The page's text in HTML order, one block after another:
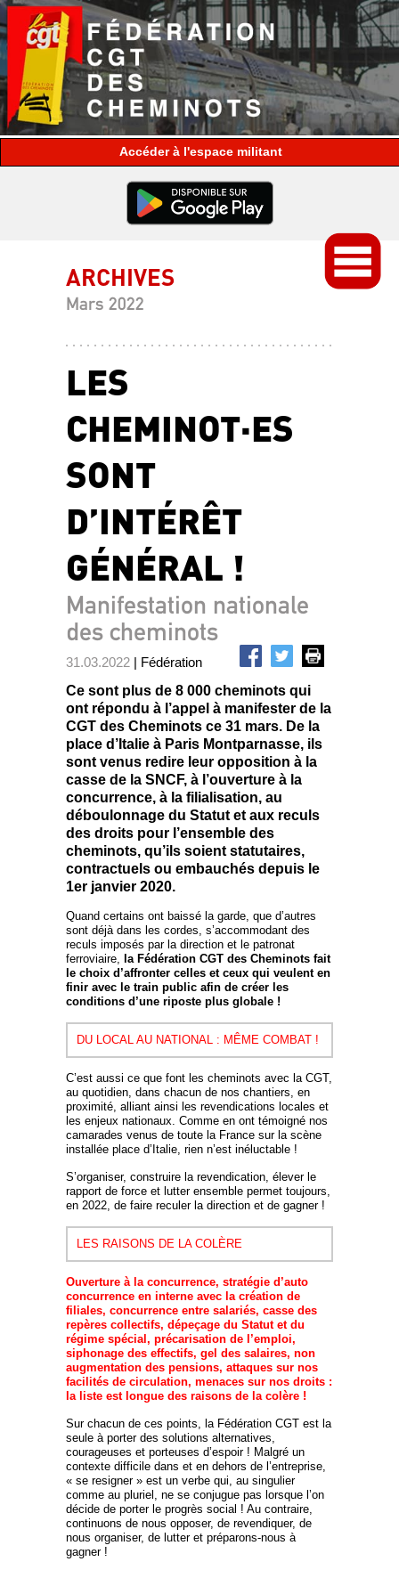
espace militant
ARCHIVES
Mars 2022
LES
CHEMINOT·ES
SONT
D’INTÉRÊT
GÉNÉRAL !
Manifestation nationale
des cheminots
31.03.2022 | Fédération
Ce sont plus de 8 000 cheminots qui
ont répondu à l’appel à manifester de la
CGT des Cheminots ce 31 mars. De la
place d’Italie à Paris Montparnasse, ils
sont venus redire leur opposition à la
casse de la SNCF, à l’ouverture à la
concurrence, à la filialisation, au
déboulonnage du Statut et aux reculs
des droits pour l’ensemble des
cheminots, qu’ils soient statutaires,
contractuels ou embauchés depuis le
1er janvier 2020.
Quand certains ont baissé la garde, que d’autres
sont déjà dans les cordes, s’accommodant des
reculs imposés par la direction et le patronat
ferroviaire, la Fédération CGT des Cheminots fait
le choix d’affronter celles et ceux qui veulent en
finir avec le train public afin de créer les
conditions d’une riposte plus globale !
DU LOCAL AU NATIONAL : MÊME COMBAT !
C’est aussi ce que font les cheminots avec la CGT,
au quotidien, dans chacun de nos chantiers, en
proximité, alliant ainsi les revendications locales et
les enjeux nationaux. Comme en ont témoigné nos
camarades venus de toute la France sur la scène
installée place d’Italie, rien n’est inéluctable !
S’organiser, construire la revendication, élever le
rapport de force et lutter ensemble permet toujours,
en 2022, de faire reculer la direction et de gagner !
LES RAISONS DE LA COLÈRE
Ouverture à la concurrence, stratégie d’auto
concurrence en interne avec la création de
filiales, concurrence entre salariés, casse des
repères collectifs, dépeçage du Statut et du
régime spécial, précarisation de l’emploi,
siphonage des effectifs, gel des salaires, non
augmentation des pensions, attaques sur nos
facilités de circulation, menaces sur nos droits :
la liste est longue des raisons de la colère !
Sur chacun de ces points, la Fédération CGT est la
seule à porter des solutions alternatives,
courageuses et porteuses d’espoir ! Malgré un
contexte difficile dans et en dehors de l’entreprise,
« se resigner » est un verbe qui, au singulier
comme au pluriel, ne se conjugue pas lorsque l’on
décide de porter le progrès social ! Au contraire,
continuons de nous opposer, de revendiquer, de
nous organiser, de lutter et préparons-nous à
gagner !